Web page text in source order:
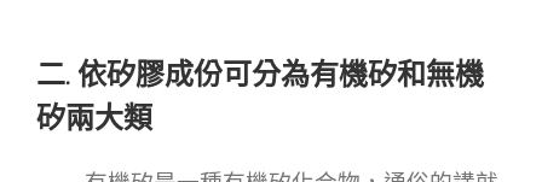
二. 依矽膠成份可分為有機矽和無機
矽兩大類